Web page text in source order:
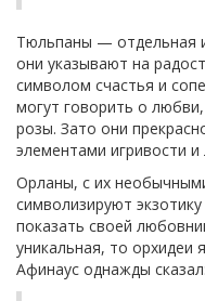
Тюльпаны — отдельная
они указывают на
символом счастья и
могут говорить о
розы. Зато они
элементами игривости и
Орланы, с их
символизируют
показать своей
уникальная, то
Афинаус однажды сказал: